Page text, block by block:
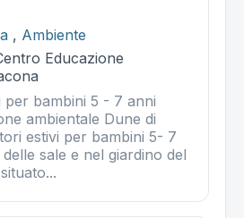
, Ambiente
Educazione
per bambini 5 - 7 anni
ambientale Dune di
estivi per bambini 5- 7
sale e nel giardino del